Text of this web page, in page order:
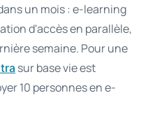
un mois : e-learning
d'accès en parallèle,
semaine. Pour une
sur base vie est
10 personnes en e-